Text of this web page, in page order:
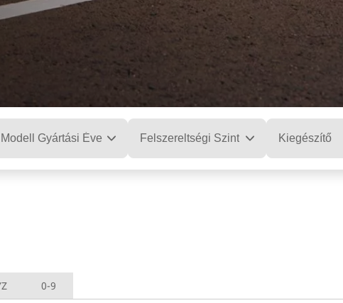
Modell Gyártási Éve Felszereltségi Szint Kiegészítő
0-9